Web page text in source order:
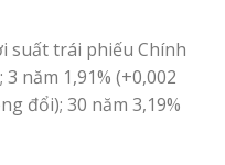
suất trái phiếu Chính
năm 1,91% (+0,002
đổi); 30 năm 3,19%